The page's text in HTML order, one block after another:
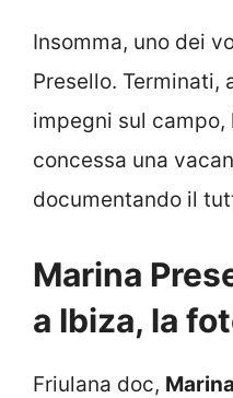
Insomma, uno dei
Presello. Terminati,
impegni sul
concessa una
documentando il
Marina
a Ibiza, la
Friulana doc,